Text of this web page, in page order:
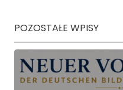
POZOSTAŁE WPISY